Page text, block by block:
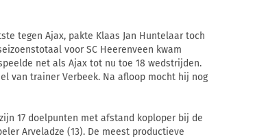
tegen Ajax, pakte Klaas Jan Huntelaar toch
voor SC Heerenveen kwam
net als Ajax tot nu toe 18 wedstrijden.
van trainer Verbeek. Na afloop mocht hij nog
17 doelpunten met afstand koploper bij de
Arveladze (13). De meest productieve